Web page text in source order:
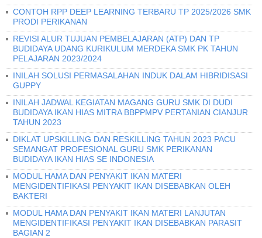
CONTOH RPP DEEP LEARNING TERBARU TP 2025/2026 SMK
PRODI PERIKANAN
REVISI ALUR TUJUAN PEMBELAJARAN (ATP) DAN TP
BUDIDAYA UDANG KURIKULUM MERDEKA SMK PK TAHUN
PELAJARAN 2023/2024
INILAH SOLUSI PERMASALAHAN INDUK DALAM HIBRIDISASI
GUPPY
INILAH JADWAL KEGIATAN MAGANG GURU SMK DI DUDI
BUDIDAYA IKAN HIAS MITRA BBPPMPV PERTANIAN CIANJUR
TAHUN 2023
DIKLAT UPSKILLING DAN RESKILLING TAHUN 2023 PACU
SEMANGAT PROFESIONAL GURU SMK PERIKANAN
BUDIDAYA IKAN HIAS SE INDONESIA
MODUL HAMA DAN PENYAKIT IKAN MATERI
MENGIDENTIFIKASI PENYAKIT IKAN DISEBABKAN OLEH
BAKTERI
MODUL HAMA DAN PENYAKIT IKAN MATERI LANJUTAN
MENGIDENTIFIKASI PENYAKIT IKAN DISEBABKAN PARASIT
BAGIAN 2